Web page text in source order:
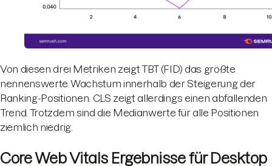
Von diesen drei Metriken zeigt TBT (FID) das größte
nennenswerte Wachstum innerhalb der Steigerung der
Ranking-Positionen. CLS zeigt allerdings einen abfallenden
Trend. Trotzdem sind die Medianwerte für alle Positionen
ziemlich niedrig.
Core Web Vitals Ergebnisse für Desktop